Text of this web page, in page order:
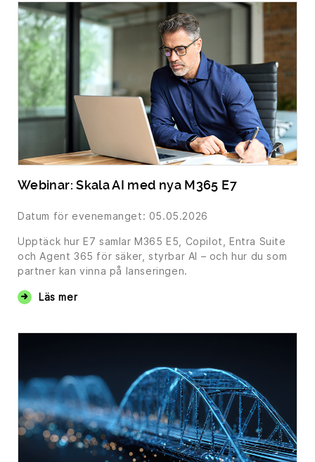
Webinar: Skala AI med nya M365 E7
Datum för evenemanget: 05.05.2026
Upptäck hur E7 samlar M365 E5, Copilot, Entra Suite
och Agent 365 för säker, styrbar AI – och hur du som
partner kan vinna på lanseringen.
Läs mer